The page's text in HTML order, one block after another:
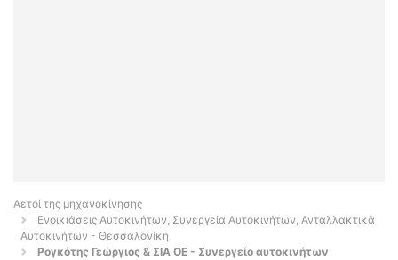
Αετοί της μηχανοκίνησης
Ενοικιάσεις Αυτοκινήτων, Συνεργεία Αυτοκινήτων, Ανταλλακτικά
Αυτοκινήτων - Θεσσαλονίκη
Ρογκότης Γεώργιος & ΣΙΑ ΟΕ - Συνεργείο αυτοκινήτων